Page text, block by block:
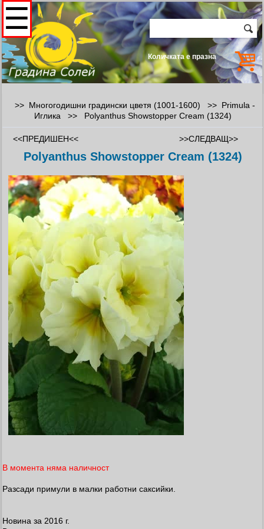
Количката е празна
☰
>> Многогодишни градински цветя (1001-1600) >> Primula -
Иглика >> Polyanthus Showstopper Cream (1324)
<<ПРЕДИШЕН<< >>СЛЕДВАЩ>>
Polyanthus Showstopper Cream (1324)
В момента няма наличност
Разсади примули в малки работни саксийки.
Новина за 2016 г.